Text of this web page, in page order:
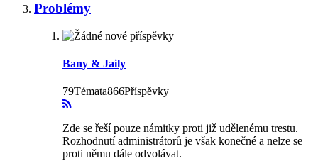
Problémy
Bany & Jaily
79Témata866Příspěvky
Zde se řeší pouze námitky proti již udělenému trestu.
Rozhodnutí administrátorů je však konečné a nelze se
proti němu dále odvolávat.